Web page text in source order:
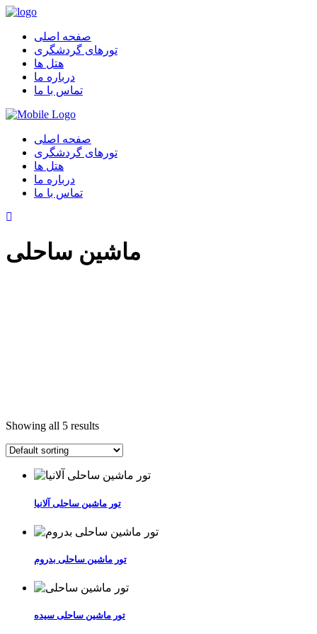
صفحه اصلی
تورهای گردشگری
هتل ها
درباره ما
تماس با ما
صفحه اصلی
تورهای گردشگری
هتل ها
درباره ما
تماس با ما
ماشین ساحلی
Showing all 5 results
تور ماشین ساحلی آلانیا
تور ماشین ساحلی بدروم
تور ماشین ساحلی سیده